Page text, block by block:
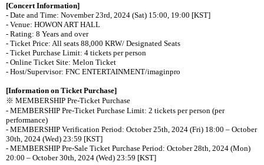
[Concert Information]
- Date and Time: November 23rd, 2024 (Sat) 15:00, 19:00 [KST]
- Venue: HOWON ART HALL
- Rating: 8 Years and over
- Ticket Price: All seats 88,000 KRW/ Designated Seats
- Ticket Purchase Limit: 4 tickets per person
- Online Ticket Site: Melon Ticket
- Host/Supervisor: FNC ENTERTAINMENT/imaginpro
[Information on Ticket Purchase]
※ MEMBERSHIP Pre-Ticket Purchase
- MEMBERSHIP Pre-Ticket Purchase Limit: 2 tickets per person (per
performance)
- MEMBERSHIP Verification Period: October 25th, 2024 (Fri) 18:00 – October
30th, 2024 (Wed) 23:59 [KST]
- MEMBERSHIP Pre-Sale Ticket Purchase Period: October 28th, 2024 (Mon)
20:00 – October 30th, 2024 (Wed) 23:59 [KST]